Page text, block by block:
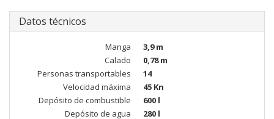
Datos técnicos
Manga
3,9 m
Calado
0,78 m
Personas transportables
14
Velocidad máxima
45 Kn
Depósito de combustible
600 l
Depósito de agua
280 l